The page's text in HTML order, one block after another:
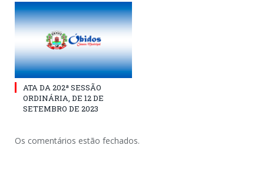
ATA DA 202ª SESSÃO
ORDINÁRIA, DE 12 DE
SETEMBRO DE 2023
Os comentários estão fechados.